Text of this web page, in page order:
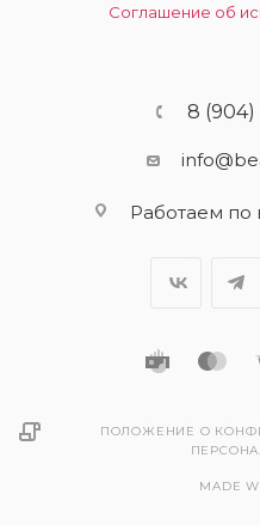
Соглашение об
8 (904)
Работаем по
ПОЛОЖЕНИЕ О
MADE